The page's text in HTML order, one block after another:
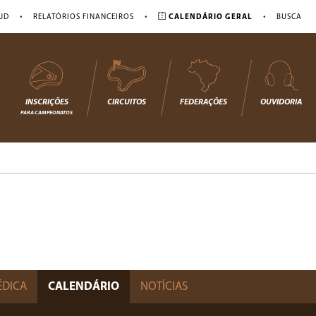
• RELATÓRIOS FINANCEIROS • CALENDÁRIO GERAL • BUSCA
INSCRIÇÕES
PARA CAMPEONATOS
CIRCUITOS FEDERAÇÕES OUVIDORIA
CALENDÁRIO NOTÍCIAS